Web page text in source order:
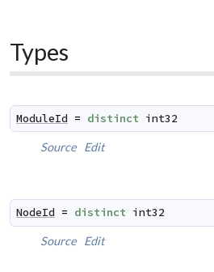
Types
ModuleId = distinct int32
Source Edit
NodeId = distinct int32
Source Edit